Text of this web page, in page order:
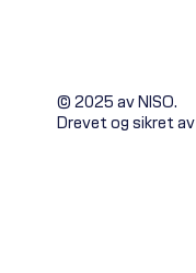
© 2025 av NISO.
Drevet og sikret av